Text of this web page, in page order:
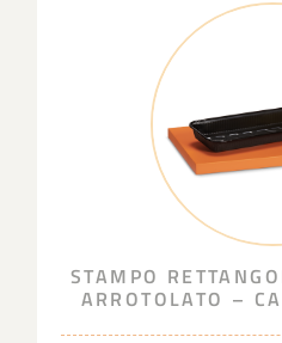
STAMPO
ARROTOLATO –